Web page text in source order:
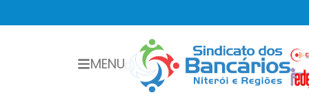
MENU